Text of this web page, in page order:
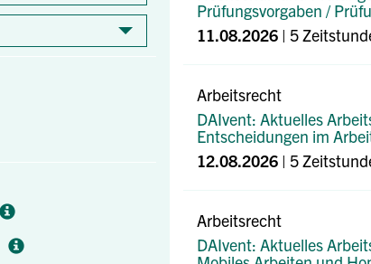
Prüfungsvorgaben /
11.08.2026 | 5
Arbeitsrecht
DAIvent: Aktuelles
Entscheidungen im
12.08.2026 | 5
Arbeitsrecht
DAIvent: Aktuelles